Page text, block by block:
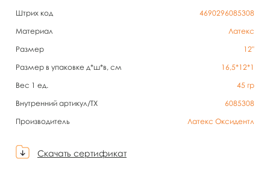
Штрих код
4690296085308
Материал
Латекс
Размер
12"
Размер в упаковке д*ш*в, см
16,5*12*1
Вес 1 ед.
45 гр
Внутренний артикул/TX
6085308
Производитель
Латекс Оксидентл
Скачать сертификат